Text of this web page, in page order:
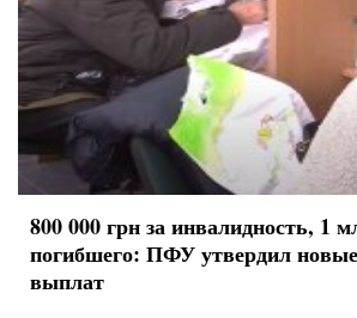
800 000 грн за инвалидность, 1
погибшего: ПФУ утвердил
выплат